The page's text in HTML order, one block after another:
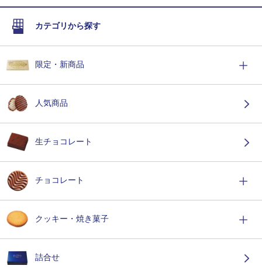
カテゴリから探す
限定・新商品
人気商品
生チョコレート
チョコレート
クッキー・焼き菓子
詰合せ